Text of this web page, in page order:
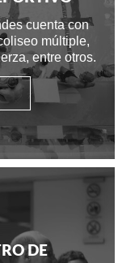
cuenta con
múltiple,
entre otros.
DE